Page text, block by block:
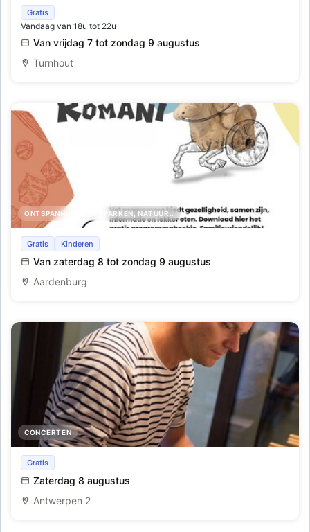
1ste grote Miniatuurkermis tentoonstelling
Gratis
Vandaag van 18u tot 22u
Van vrijdag 7 tot zondag 9 augustus
Turnhout
ONTSPANNING, PRETPARKEN, NATUUR..
Tweedaags Romeins Festival Ludi Romani (G)een
kinderspel
Gratis Kinderen
Van zaterdag 8 tot zondag 9 augustus
Aardenburg
CONCERTEN
Er loopt een dierentuin over de beiaard van Sint-
Catharina
Gratis
Zaterdag 8 augustus
Antwerpen 2